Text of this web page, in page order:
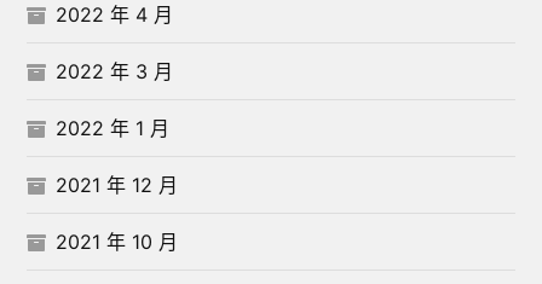
2022 年 4 月
2022 年 3 月
2022 年 1 月
2021 年 12 月
2021 年 10 月